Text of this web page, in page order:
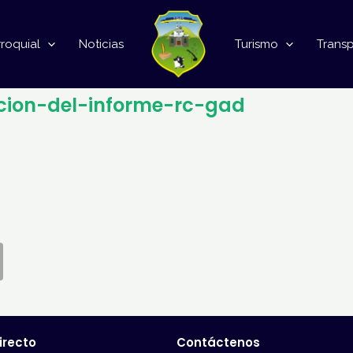
Noticias Turismo
del-informe-rc-gad
Contáctenos